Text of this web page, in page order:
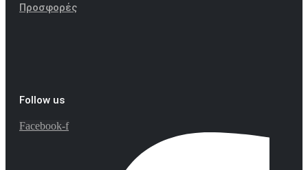
Προσφορές
Follow us
Facebook-f